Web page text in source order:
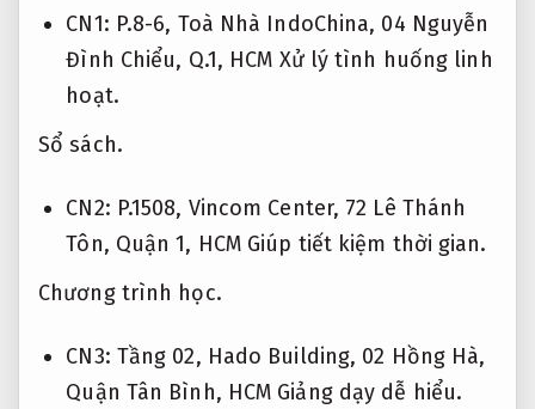
CN1: P.8-6, Toà Nhà IndoChina, 04 Nguyễn
Đình Chiểu, Q.1, HCM Xử lý tình huống linh
hoạt.
Sổ sách.
CN2: P.1508, Vincom Center, 72 Lê Thánh
Tôn, Quận 1, HCM Giúp tiết kiệm thời gian.
Chương trình học.
CN3: Tầng 02, Hado Building, 02 Hồng Hà,
Quận Tân Bình, HCM Giảng dạy dễ hiểu.